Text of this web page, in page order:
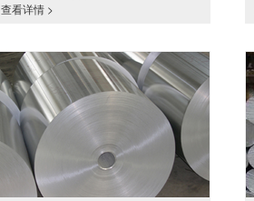
查看详情 >